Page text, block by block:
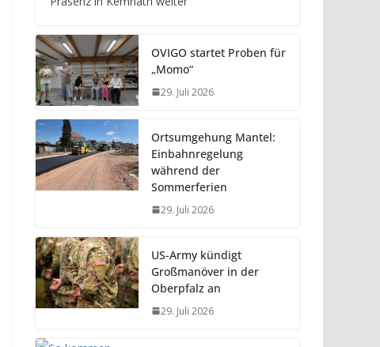
OVIGO startet Proben für
„Momo“
29. Juli 2026
Ortsumgehung Mantel:
Einbahnregelung
während der
Sommerferien
29. Juli 2026
US-Army kündigt
Großmanöver in der
Oberpfalz an
29. Juli 2026